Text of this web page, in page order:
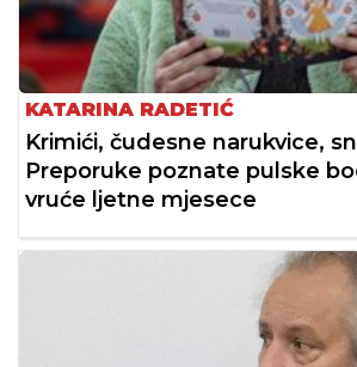
KATARINA RADETIĆ
Krimići, čudesne narukvice,
Preporuke poznate pulske
vruće ljetne mjesece